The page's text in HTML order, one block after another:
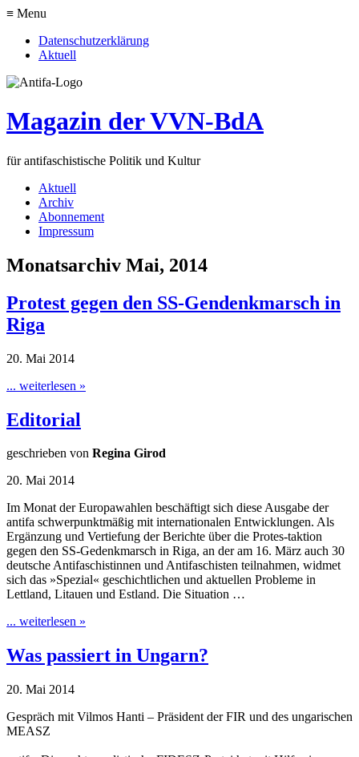
≡ Menu
Datenschutzerklärung
Aktuell
Magazin der VVN-BdA
für antifaschistische Politik und Kultur
Aktuell
Archiv
Abonnement
Impressum
Monatsarchiv Mai, 2014
Protest gegen den SS-Gendenkmarsch in
Riga
20. Mai 2014
... weiterlesen »
Editorial
geschrieben von Regina Girod
20. Mai 2014
Im Monat der Europawahlen beschäftigt sich diese Ausgabe der
antifa schwerpunktmäßig mit internationalen Entwicklungen. Als
Ergänzung und Vertiefung der Berichte über die Protes-taktion
gegen den SS-Gedenkmarsch in Riga, an der am 16. März auch 30
deutsche Antifaschistinnen und Antifaschisten teilnahmen, widmet
sich das »Spezial« geschichtlichen und aktuellen Probleme in
Lettland, Litauen und Estland. Die Situation …
... weiterlesen »
Was passiert in Ungarn?
20. Mai 2014
Gespräch mit Vilmos Hanti – Präsident der FIR und des ungarischen
MEASZ